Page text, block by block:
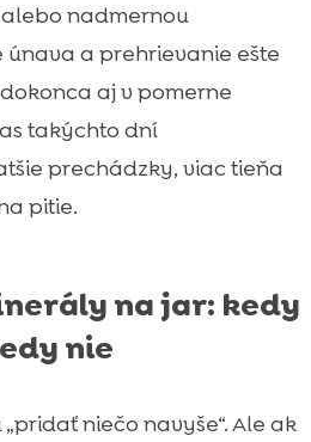
alebo nadmernou
únava a prehrievanie ešte
aj v pomerne
takýchto dní
prechádzky, viac tieňa
pitie.
na jar: kedy
nie
niečo navyše“. Ale ak